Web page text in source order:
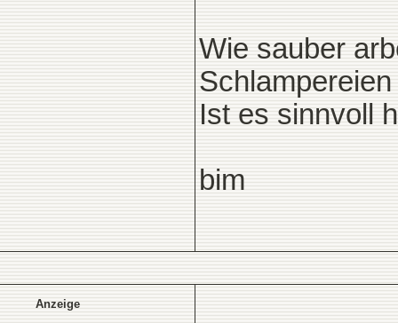
Wie sauber
Ist es sinnvoll
bim
Anzeige